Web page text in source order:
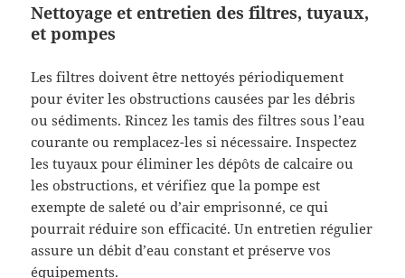
Nettoyage et entretien des filtres, tuyaux,
et pompes
Les filtres doivent être nettoyés périodiquement
pour éviter les obstructions causées par les débris
ou sédiments. Rincez les tamis des filtres sous l’eau
courante ou remplacez-les si nécessaire. Inspectez
les tuyaux pour éliminer les dépôts de calcaire ou
les obstructions, et vérifiez que la pompe est
exempte de saleté ou d’air emprisonné, ce qui
pourrait réduire son efficacité. Un entretien régulier
assure un débit d’eau constant et préserve vos
équipements.